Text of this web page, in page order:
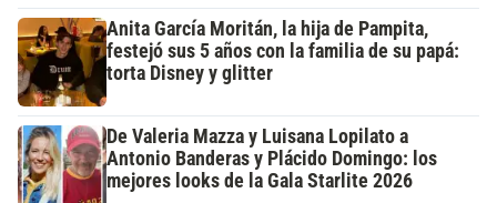
Anita García Moritán, la hija de Pampita,
festejó sus 5 años con la familia de su papá:
torta Disney y glitter
De Valeria Mazza y Luisana Lopilato a
Antonio Banderas y Plácido Domingo: los
mejores looks de la Gala Starlite 2026